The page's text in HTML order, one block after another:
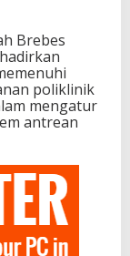
Brebes
poliklinik
mengatur
antrean